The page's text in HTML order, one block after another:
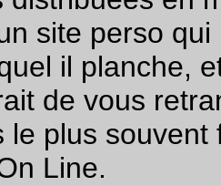
site perso
il planche,
de vous
le plus
Line.